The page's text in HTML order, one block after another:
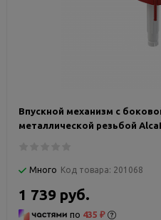
Впускной механизм с
металлической резьбой
Много Код товара: 201068
1 739 руб.
по 435 ₽